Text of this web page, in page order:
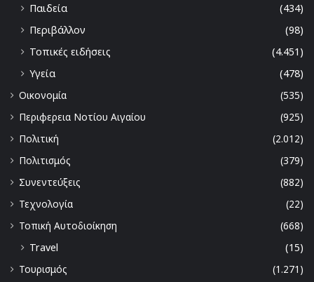
Παιδεία
(434)
Περιβάλλον
(98)
Τοπικές ειδήσεις
(4.451)
Υγεία
(478)
Οικονομία
(535)
Περιφερεια Νοτίου Αιγαίου
(925)
Πολιτική
(2.012)
Πολιτισμός
(379)
Συνεντεύξεις
(882)
Τεχνολογία
(22)
Τοπική Αυτοδιοίκηση
(668)
Travel
(15)
Τουρισμός
(1.271)